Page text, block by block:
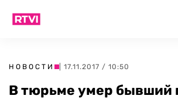
НОВОСТИ | 17.11.2017 / 10:50
В тюрьме умер бывший